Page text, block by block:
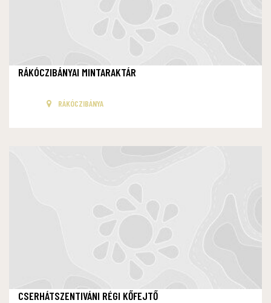
RÁKÓCZIBÁNYAI MINTARAKTÁR
RÁKÓCZIBÁNYA
CSERHÁTSZENTIVÁNI RÉGI KŐFEJTŐ